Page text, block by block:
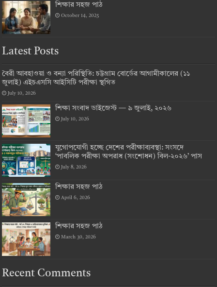
শিক্ষার সহজ পাঠ
October 14, 2025
Latest Posts
বৈরী আবহাওয়া ও বন্যা পরিস্থিতি: চট্টগ্রাম বোর্ডের আগামীকালের (১১
জুলাই) এইচএসসি আইসিটি পরীক্ষা স্থগিত
July 10, 2026
শিক্ষা সংবাদ ডাইজেস্ট — ৯ জুলাই, ২০২৬
July 10, 2026
যুগোপযোগী হচ্ছে দেশের পরীক্ষাব্যবস্থা: সংসদে
‘পাবলিক পরীক্ষা অপরাধ (সংশোধন) বিল-২০২৬’ পাস
July 8, 2026
শিক্ষার সহজ পাঠ
April 6, 2026
শিক্ষার সহজ পাঠ
March 30, 2026
Recent Comments